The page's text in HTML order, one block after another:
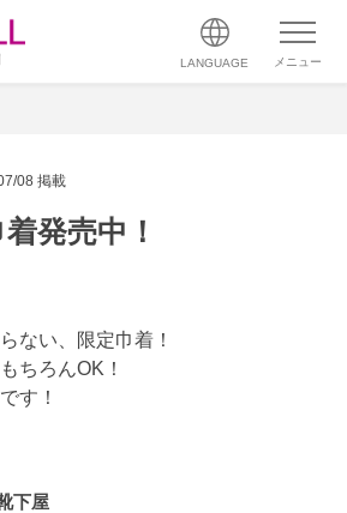
LANGUAGE メニュー
08 掲載
発売中！
ない、限定巾着！
ちろんOK！
す！
下屋